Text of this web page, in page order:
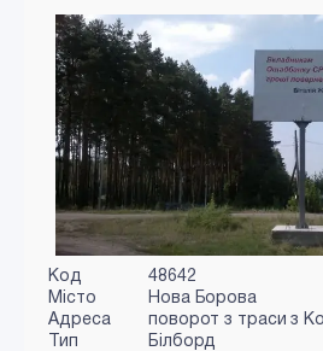
Код
48642
Місто
Нова Борова
Адреса
поворот з траси з
Тип
Білборд